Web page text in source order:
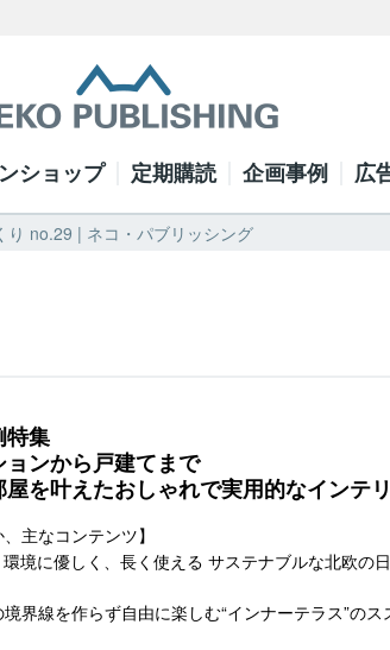
ショップ 定期購読 企画事例 広
り no.29 | ネコ・パブリッシング
特集
ョンから戸建てまで
を叶えたおしゃれで実用的なインテリ
、主なコンテンツ】
環境に優しく、長く使える サステナブルな北欧の日
境界線を作らず自由に楽しむ“インナーテラス”のス